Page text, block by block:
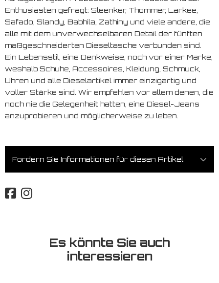
Enthusiasten gefragt: Sleenker, Thommer, Larkee,
Safado, Slandy, Babhila, Zathiny und viele andere, die
alle mit dem unverwechselbaren Detail der fünften
maßgeschneiderten Dieseltasche verbunden sind.
Ein Lebensstil, eine Denkweise, noch vor einer Marke,
weshalb Schuhe, Accessoires, Kleidung, Schmuck,
Uhren und alle Dieselartikel immer einzigartig und
voller Stärke sind. Wir empfehlen vor allem denen, die
noch nie die Gelegenheit hatten, eine Diesel-Jeans
anzuprobieren und möglicherweise zu leben.
Fordern Sie Informationen für diesen Artikel
Es könnte Sie auch
interessieren